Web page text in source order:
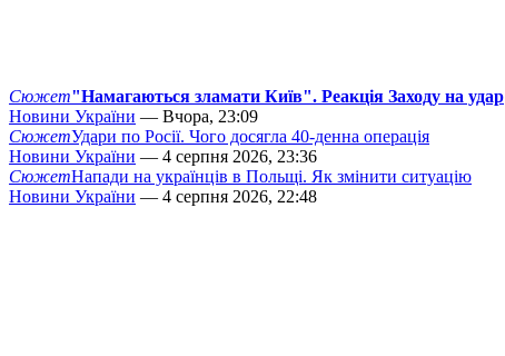
Сюжет"Намагаються зламати Київ". Реакція Заходу на удар
Новини України — Вчора, 23:09
СюжетУдари по Росії. Чого досягла 40-денна операція
Новини України — 4 серпня 2026, 23:36
СюжетНапади на українців в Польщі. Як змінити ситуацію
Новини України — 4 серпня 2026, 22:48